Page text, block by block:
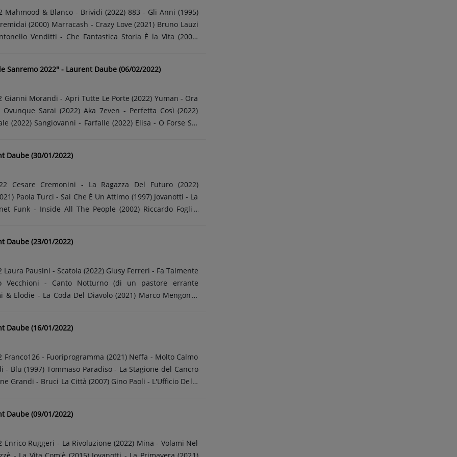
(2000) Marracash - Crazy Love (2021) Bruno Lauzi
Venditti - Che Fantastica Storia È la Vita (2003)
(2009) Riki - Scusa (2021) Pino Daniele - Anna Verrà
ITALYLaurent DAUBETous les
à midiLe meilleur de la production italiennePop, rock,
Sanremo 2022" - Laurent Daube (06/02/2022)
Sarai (2022) Aka 7even - Perfetta Così (2022)
(2022) Sangiovanni - Farfalle (2022) Elisa - O Forse Sei
Dal Mare (2022) Michele Bravi - Inverno Dei Fiori (2022)
Achille Lauro - Domenica (2022) Iva Zanicchi - Voglio
Di Lista - Ciao Ciao (2022) MADE IN
les dimanches, de 11h00......
Daube (30/01/2022)
Paola Turci - Sai Che È Un Attimo (1997) Jovanotti - La
Funk - Inside All The People (2002) Riccardo Fogli -
- I Tuoi Particolari (2019) Nino Buonocore - Rosanna
(2022) Samuele Bersani - Spaccacuore (1995) Niccolò
DAUBETous les
à midiLe meilleur de la production......
Daube (23/01/2022)
Vecchioni - Canto Notturno (di un pastore errante
& Elodie - La Coda Del Diavolo (2021) Marco Mengoni -
(2021) Paola & Chiara - Fino Alla Fine (2001)
(1988) Franco126 - Fuoriprogramma (2021)
Non Torna Più (1988) Raf - Cosa Resterà Degli Anni
IN ITALYLaurent......
Daube (16/01/2022)
- Blu (1997) Tommaso Paradiso - La Stagione del Cancro
Grandi - Bruci La Città (2007) Gino Paoli - L'Ufficio Delle
- Rotolando Verso Sud (2005) Gianna Nannini - I
Come Nelle Canzoni (2021) Renato Zero - Amando
- Con Chi Lo Guardi Questo Cielo (1998) MADE IN
les dimanches, de 11h00 à......
Daube (09/01/2022)